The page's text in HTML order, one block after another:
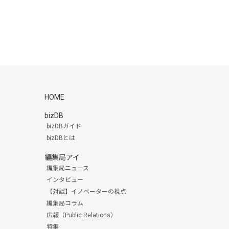
HOME
bizDB
bizDBガイド
bizDBとは
編集局アイ
編集局ニュース
インタビュー
【対談】イノベーターの視点
編集局コラム
広報（Public Relations）
特集